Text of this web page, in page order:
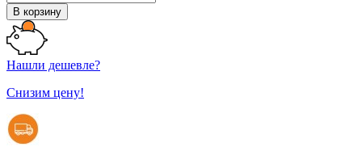
В корзину
Нашли дешевле?
Снизим цену!